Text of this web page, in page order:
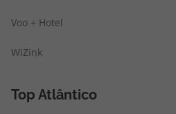
Voo + Hotel
WiZink
Top Atlântico